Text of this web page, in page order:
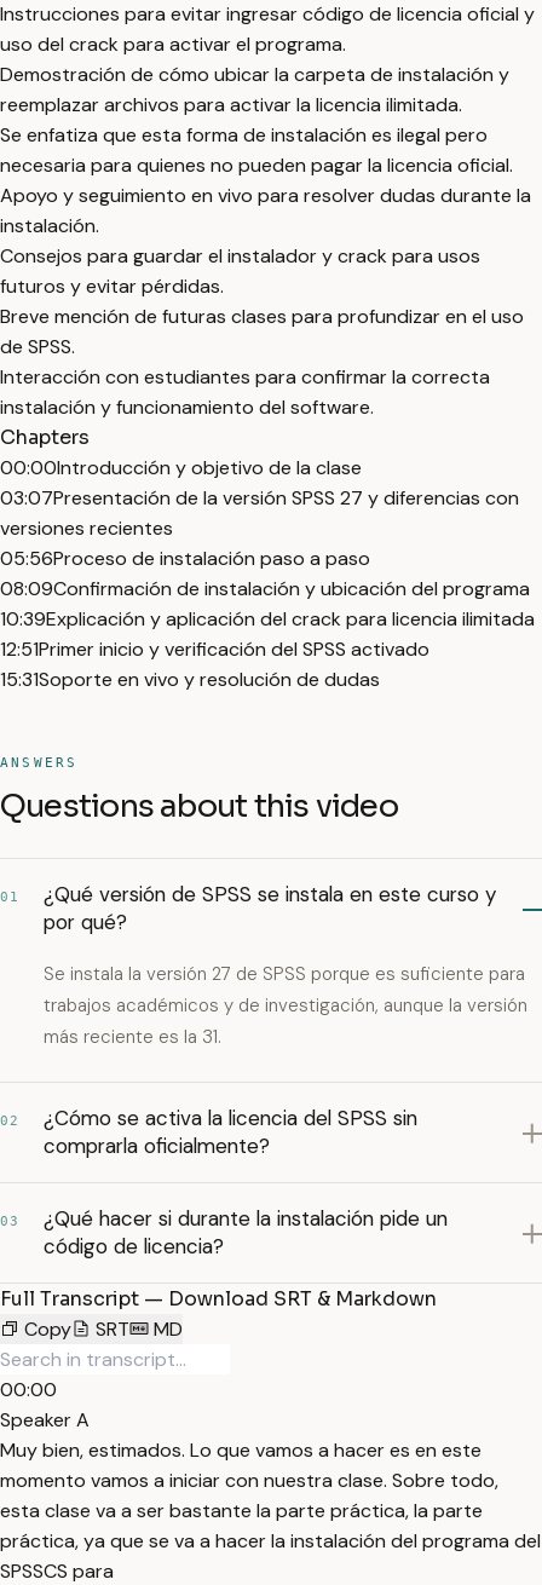
Instrucciones para evitar ingresar código de licencia oficial y
uso del crack para activar el programa.
Demostración de cómo ubicar la carpeta de instalación y
reemplazar archivos para activar la licencia ilimitada.
Se enfatiza que esta forma de instalación es ilegal pero
necesaria para quienes no pueden pagar la licencia oficial.
Apoyo y seguimiento en vivo para resolver dudas durante la
instalación.
Consejos para guardar el instalador y crack para usos
futuros y evitar pérdidas.
Breve mención de futuras clases para profundizar en el uso
de SPSS.
Interacción con estudiantes para confirmar la correcta
instalación y funcionamiento del software.
Chapters
00:00Introducción y objetivo de la clase
03:07Presentación de la versión SPSS 27 y diferencias con
versiones recientes
05:56Proceso de instalación paso a paso
08:09Confirmación de instalación y ubicación del programa
10:39Explicación y aplicación del crack para licencia ilimitada
12:51Primer inicio y verificación del SPSS activado
15:31Soporte en vivo y resolución de dudas
ANSWERS
Questions about this video
01
¿Qué versión de SPSS se instala en este curso y
por qué?
Se instala la versión 27 de SPSS porque es suficiente para
trabajos académicos y de investigación, aunque la versión
más reciente es la 31.
02
¿Cómo se activa la licencia del SPSS sin
comprarla oficialmente?
03
¿Qué hacer si durante la instalación pide un
código de licencia?
Full Transcript — Download SRT & Markdown
Copy
SRT MD
00:00
Speaker A
Muy bien, estimados. Lo que vamos a hacer es en este
momento vamos a iniciar con nuestra clase. Sobre todo,
esta clase va a ser bastante la parte práctica, la parte
práctica, ya que se va a hacer la instalación del programa del
SPSSCS para